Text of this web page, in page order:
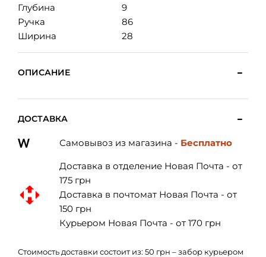
Глубина
9
Ручка
86
Ширина
28
ОПИСАНИЕ
ДОСТАВКА
Самовывоз из магазина - Бесплатно
Доставка в отделение Новая Почта - от
175 грн
Доставка в почтомат Новая Почта - от
150 грн
Курьером Новая Почта - от 170 грн
Стоимость доставки состоит из: 50 грн – забор курьером